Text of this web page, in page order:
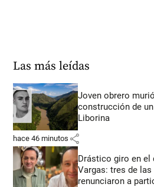
Las más leídas
Joven obrero
construcción de
Liborina
hace 46 minutos share
Drástico giro en el
Vargas: tres de
renunciaron a